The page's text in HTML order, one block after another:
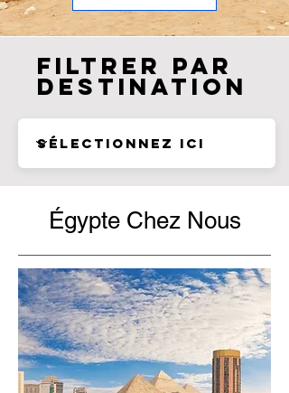
Filtrer par
destination
Égypte Chez Nous